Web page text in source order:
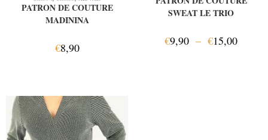
PATRON DE COUTURE
MADININA
€8,90
SWEAT LE TRIO
€9,90 – €15,00